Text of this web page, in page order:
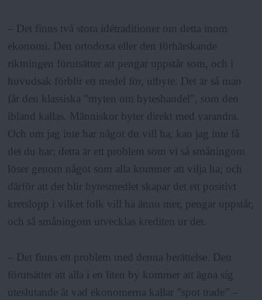
– Det finns två stora idétraditioner om detta inom
ekonomi. Den ortodoxa eller den förhärskande
riktningen förutsätter att pengar uppstår som, och i
huvudsak förblir ett medel för, utbyte. Det är så man
får den klassiska ”myten om byteshandel”, som den
ibland kallas. Människor byter direkt med varandra.
Och om jag inte har något du vill ha, kan jag inte få
det du har; detta är ett problem som vi så småningom
löser genom något som alla kommer att vilja ha; och
därför att det blir bytesmedlet skapar det ett positivt
kretslopp i vilket folk vill ha ännu mer, pengar uppstår,
och så småningom utvecklas krediten ur det.
– Det finns ett problem med denna berättelse. Den
förutsätter att alla i en liten by kommer att ägna sig
uteslutande åt vad ekonomerna kallar ”spot trade” –